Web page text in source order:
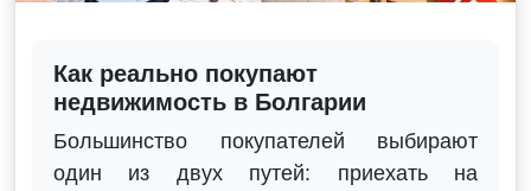
Как реально покупают
недвижимость в Болгарии
Большинство покупателей выбирают
один из двух путей: приехать на